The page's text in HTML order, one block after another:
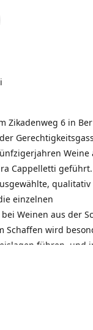
Zikadenweg 6 in
Weine
Cappelletti
qualitativ
einzelnen
Weinen aus der
Schaffen wird
führen, und